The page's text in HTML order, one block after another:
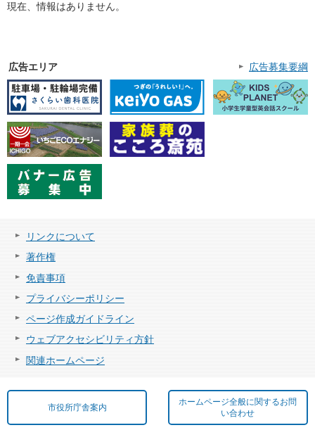
現在、情報はありません。
広告エリア 広告募集要綱
リンクについて
著作権
免責事項
プライバシーポリシー
ページ作成ガイドライン
ウェブアクセシビリティ方針
関連ホームページ
市役所庁舎案内
ホームページ全般に関するお問
い合わせ